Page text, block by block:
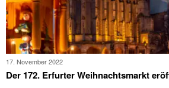
17. November 2022
Der 172. Erfurter Weihnachtsmarkt